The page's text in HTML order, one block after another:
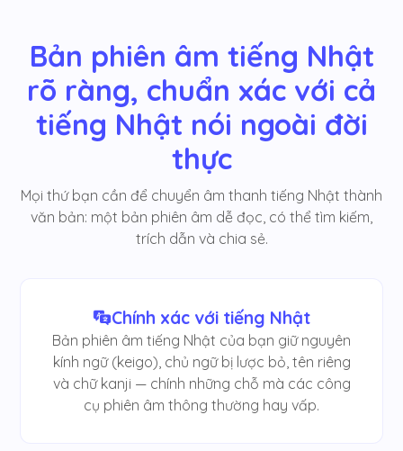
Bản phiên âm tiếng Nhật
rõ ràng, chuẩn xác với cả
tiếng Nhật nói ngoài đời
thực
Mọi thứ bạn cần để chuyển âm thanh tiếng Nhật thành
văn bản: một bản phiên âm dễ đọc, có thể tìm kiếm,
trích dẫn và chia sẻ.
Chính xác với tiếng Nhật
Bản phiên âm tiếng Nhật của bạn giữ nguyên
kính ngữ (keigo), chủ ngữ bị lược bỏ, tên riêng
và chữ kanji — chính những chỗ mà các công
cụ phiên âm thông thường hay vấp.